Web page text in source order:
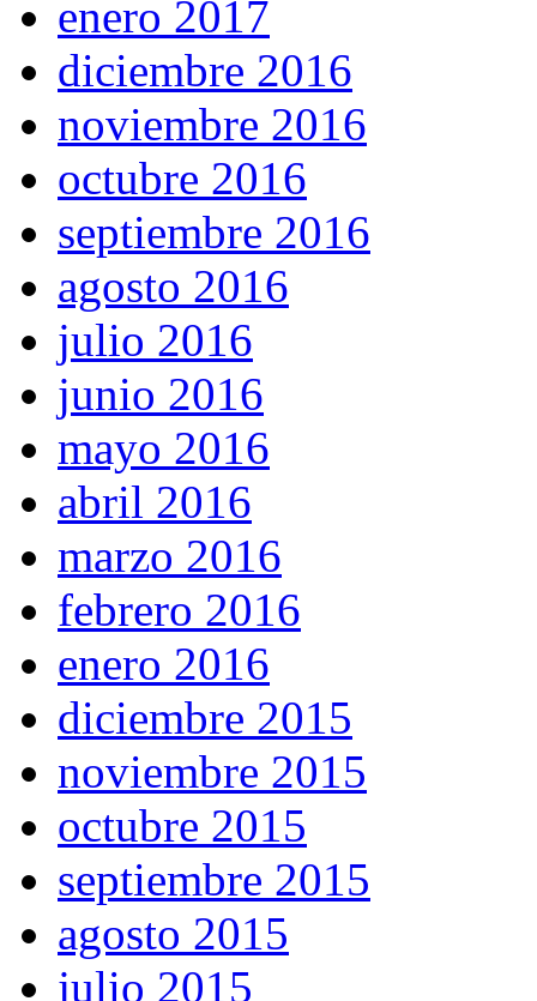
enero 2017
diciembre 2016
noviembre 2016
octubre 2016
septiembre 2016
agosto 2016
julio 2016
junio 2016
mayo 2016
abril 2016
marzo 2016
febrero 2016
enero 2016
diciembre 2015
noviembre 2015
octubre 2015
septiembre 2015
agosto 2015
julio 2015